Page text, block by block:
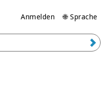
Anmelden 🌐 Sprache